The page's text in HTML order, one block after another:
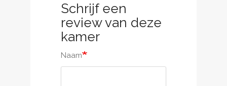
Schrijf een
review van deze
kamer
Naam